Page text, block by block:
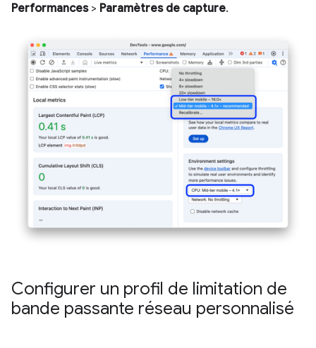
Performances> Paramètres de capture.
Configurer un profil de limitation de
bande passante réseau personnalisé